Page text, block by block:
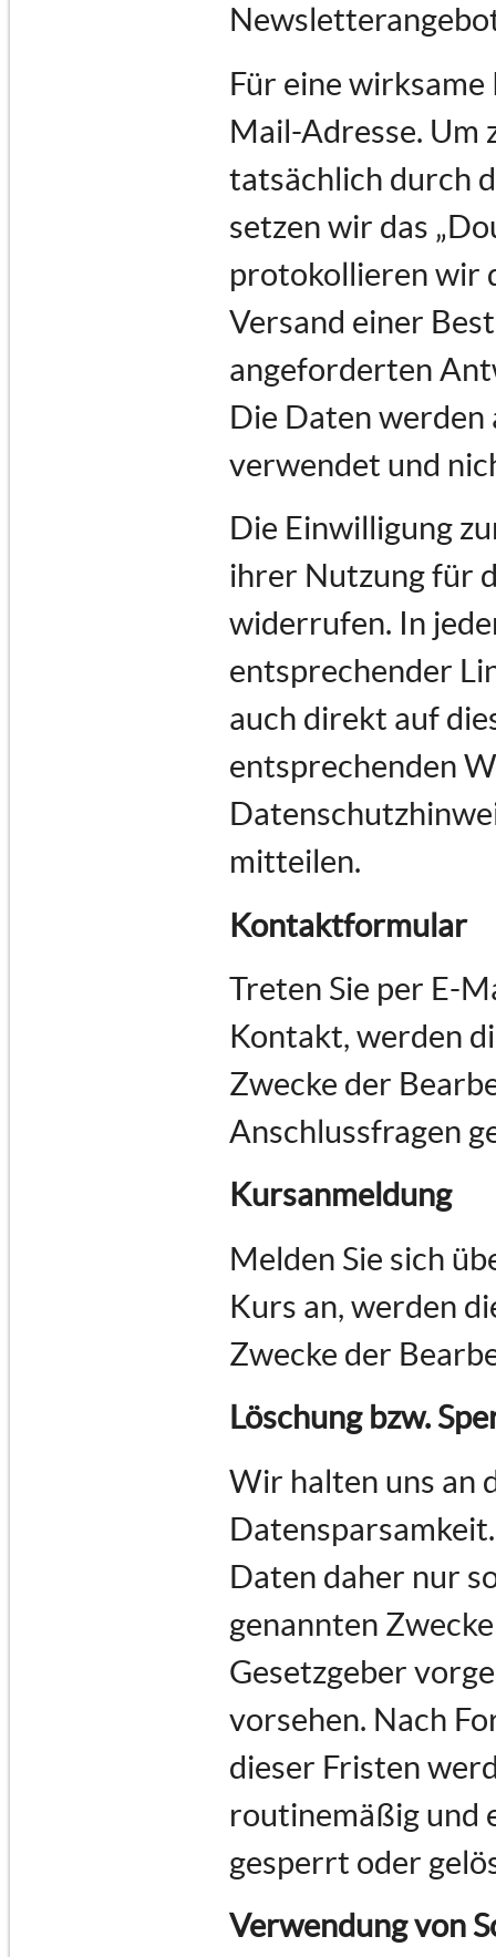
Für eine
Mail-Adresse. Um
tatsächlich durch
setzen wir das
protokollieren wir
Versand einer
angeforderten
Die Daten
verwendet und
Die Einwilligung
ihrer Nutzung für
widerrufen. In
entsprechender
auch direkt auf
entsprechenden
mitteilen.
Kontaktformular
Treten Sie per E-
Kontakt, werden
Zwecke der
Anschlussfragen
Kursanmeldung
Melden Sie sich
Kurs an, werden
Zwecke der
Löschung bzw.
Wir halten uns an
Daten daher nur
genannten
Gesetzgeber
vorsehen. Nach
dieser Fristen
routinemäßig und
gesperrt oder
Verwendung von